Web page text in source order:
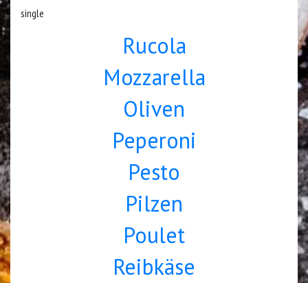
single
Rucola
Mozzarella
Oliven
Peperoni
Pesto
Pilzen
Poulet
Reibkäse